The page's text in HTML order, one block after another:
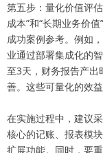
第五步：量化价值评
成本”和“长期业务价
成功案例参考。例如
业通过部署集成化的
至3天，财务报告产出
善。这些可量化的效
在实施过程中，建议
核心的记账、报表模
扩展功能。同时，要